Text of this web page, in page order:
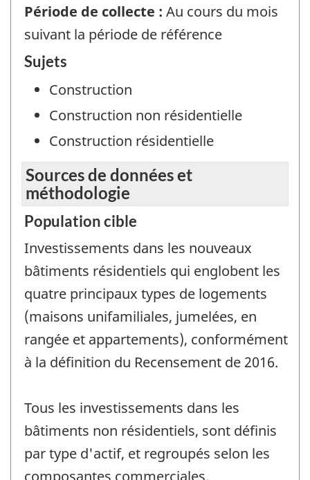
Période de collecte : Au cours du mois
suivant la période de référence
Sujets
Construction
Construction non résidentielle
Construction résidentielle
Sources de données et
méthodologie
Population cible
Investissements dans les nouveaux
bâtiments résidentiels qui englobent les
quatre principaux types de logements
(maisons unifamiliales, jumelées, en
rangée et appartements), conformément
à la définition du Recensement de 2016.
Tous les investissements dans les
bâtiments non résidentiels, sont définis
par type d'actif, et regroupés selon les
composantes commerciales,